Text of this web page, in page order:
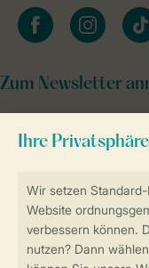
Sicher und
facebookinstagram
Zum Newsletter